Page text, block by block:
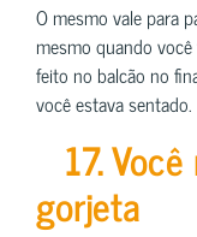
O mesmo vale para
mesmo quando
feito no balcão no
você estava sentado.
17.
gorjeta